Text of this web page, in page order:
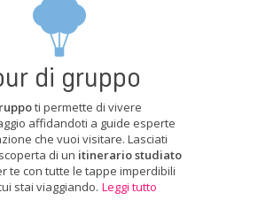
di gruppo
ti permette di vivere
affidandoti a guide esperte
che vuoi visitare. Lasciati
di un itinerario studiato
te con tutte le tappe imperdibili
stai viaggiando. Leggi tutto